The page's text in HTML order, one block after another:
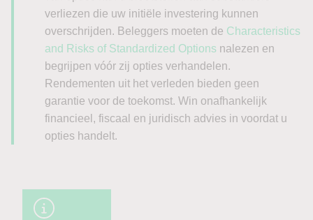
verliezen die uw initiële investering kunnen
overschrijden. Beleggers moeten de Characteristics
and Risks of Standardized Options nalezen en
begrijpen vóór zij opties verhandelen.
Rendementen uit het verleden bieden geen
garantie voor de toekomst. Win onafhankelijk
financieel, fiscaal en juridisch advies in voordat u
opties handelt.